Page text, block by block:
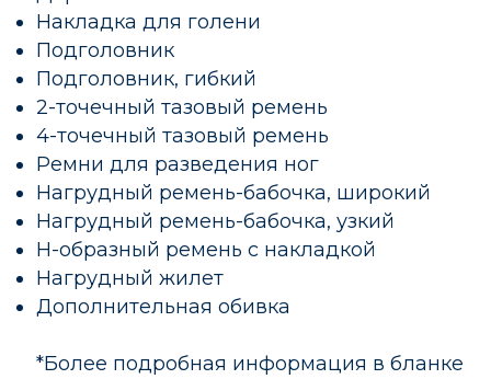
Накладка для голени
Подголовник
Подголовник, гибкий
2-точечный тазовый ремень
4-точечный тазовый ремень
Ремни для разведения ног
Нагрудный ремень-бабочка, широкий
Нагрудный ремень-бабочка, узкий
Н-образный ремень с накладкой
Нагрудный жилет
Дополнительная обивка
*Более подробная информация в бланке